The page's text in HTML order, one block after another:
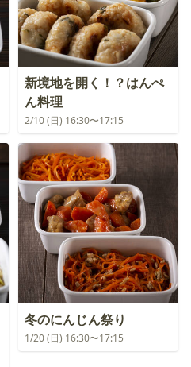
新境地を開く！？はんぺ
ん料理
2/10 (日) 16:30〜17:15
冬のにんじん祭り
1/20 (日) 16:30〜17:15